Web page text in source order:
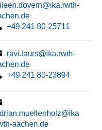
+49 241 80-25711
ravi.laurs@ika.rwth-
+49 241 80-23894
aachen.de